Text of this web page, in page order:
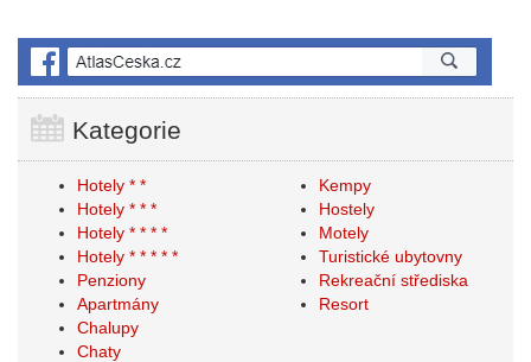
Kategorie
Hotely * *
Hotely * * *
Hotely * * * *
Hotely * * * * *
Penziony
Apartmány
Chalupy
Chaty
Kempy
Hostely
Motely
Turistické ubytovny
Rekreační střediska
Resort